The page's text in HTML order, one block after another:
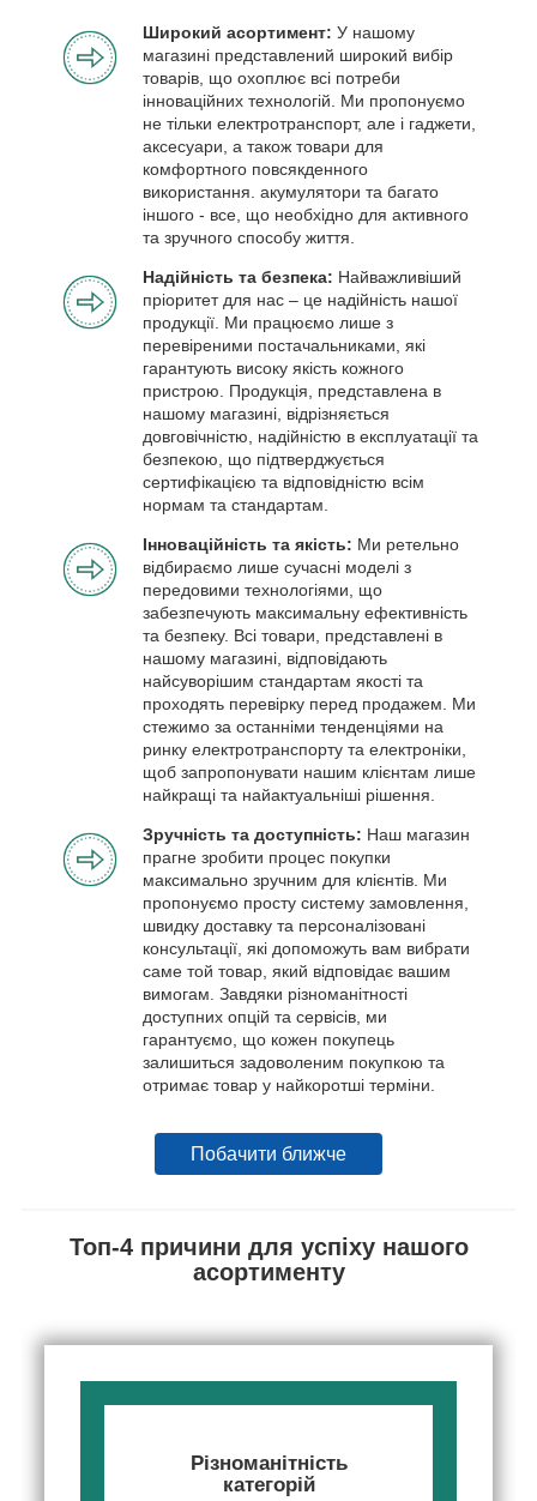
Широкий асортимент: У нашому
магазині представлений широкий вибір
товарів, що охоплює всі потреби
інноваційних технологій. Ми пропонуємо
не тільки електротранспорт, але і гаджети,
аксесуари, а також товари для
комфортного повсякденного
використання. акумулятори та багато
іншого - все, що необхідно для активного
та зручного способу життя.
Надійність та безпека: Найважливіший
пріоритет для нас – це надійність нашої
продукції. Ми працюємо лише з
перевіреними постачальниками, які
гарантують високу якість кожного
пристрою. Продукція, представлена в
нашому магазині, відрізняється
довговічністю, надійністю в експлуатації та
безпекою, що підтверджується
сертифікацією та відповідністю всім
нормам та стандартам.
Інноваційність та якість: Ми ретельно
відбираємо лише сучасні моделі з
передовими технологіями, що
забезпечують максимальну ефективність
та безпеку. Всі товари, представлені в
нашому магазині, відповідають
найсуворішим стандартам якості та
проходять перевірку перед продажем. Ми
стежимо за останніми тенденціями на
ринку електротранспорту та електроніки,
щоб запропонувати нашим клієнтам лише
найкращі та найактуальніші рішення.
Зручність та доступність: Наш магазин
прагне зробити процес покупки
максимально зручним для клієнтів. Ми
пропонуємо просту систему замовлення,
швидку доставку та персоналізовані
консультації, які допоможуть вам вибрати
саме той товар, який відповідає вашим
вимогам. Завдяки різноманітності
доступних опцій та сервісів, ми
гарантуємо, що кожен покупець
залишиться задоволеним покупкою та
отримає товар у найкоротші терміни.
Побачити ближче
Топ-4 причини для успіху нашого
асортименту
Різноманітність
категорій